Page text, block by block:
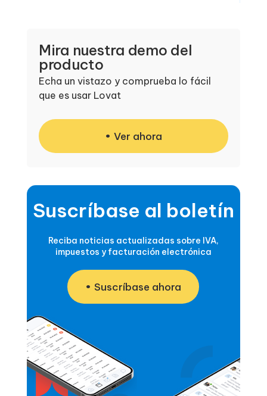
Mira nuestra demo del
producto
Echa un vistazo y comprueba lo fácil
que es usar Lovat
Ver ahora
Suscríbase al boletín
Reciba noticias actualizadas sobre IVA,
impuestos y facturación electrónica
Suscríbase ahora